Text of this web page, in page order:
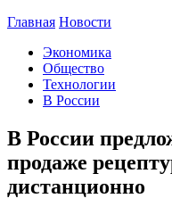
Главная Новости
Экономика
Общество
Технологии
В России
В России
продаже
дистанционно